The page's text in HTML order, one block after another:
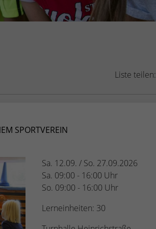
Liste teilen:
SPORTVEREIN
Sa. 12.09. / So. 27.09.2026
Sa. 09:00 - 16:00 Uhr
So. 09:00 - 16:00 Uhr
Lerneinheiten: 30